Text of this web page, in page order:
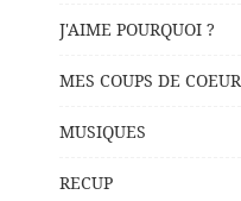
J'AIME POURQUOI ?
MES COUPS DE COEUR
MUSIQUES
RECUP